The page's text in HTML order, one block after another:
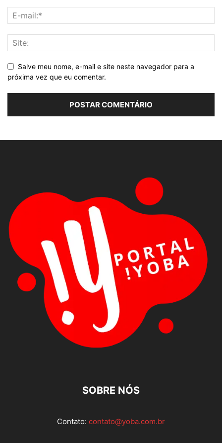
Salve meu nome, e-mail e site neste navegador para a
próxima vez que eu comentar.
SOBRE NÓS
Contato: contato@yoba.com.br